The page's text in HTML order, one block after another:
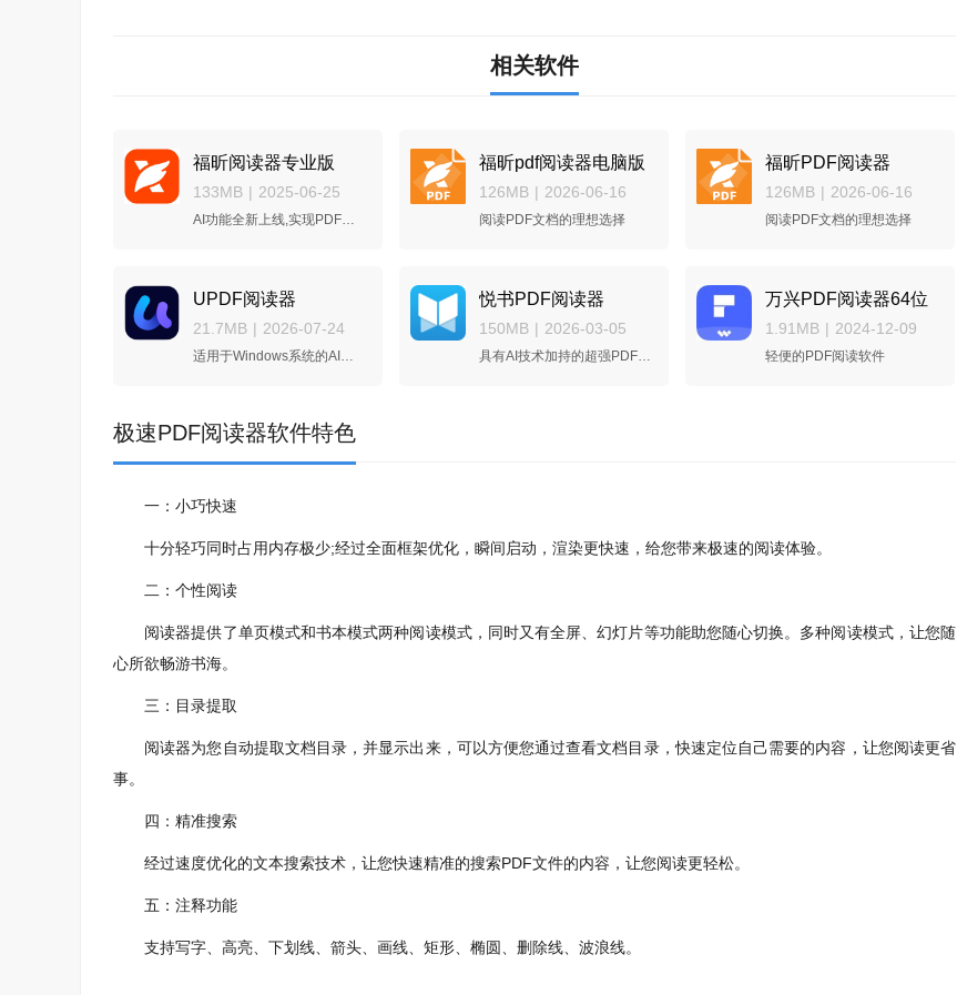
相关软件
福昕阅读器专业版
133MB | 2025-06-25
AI功能全新上线,实现PDF高效率办公
福昕pdf阅读器电脑版
126MB | 2026-06-16
阅读PDF文档的理想选择
福昕PDF阅读器
126MB | 2026-06-16
阅读PDF文档的理想选择
UPDF阅读器
21.7MB | 2026-07-24
适用于Windows系统的AI智能PDF编辑器
悦书PDF阅读器
150MB | 2026-03-05
具有AI技术加持的超强PDF阅读、编辑神器
万兴PDF阅读器64位
1.91MB | 2024-12-09
轻便的PDF阅读软件
极速PDF阅读器软件特色
一：小巧快速
十分轻巧同时占用内存极少;经过全面框架优化，瞬间启动，渲染更快速，给您带来极速的阅读体验。
二：个性阅读
阅读器提供了单页模式和书本模式两种阅读模式，同时又有全屏、幻灯片等功能助您随心切换。多种阅读模式，让您随
心所欲畅游书海。
三：目录提取
阅读器为您自动提取文档目录，并显示出来，可以方便您通过查看文档目录，快速定位自己需要的内容，让您阅读更省
事。
四：精准搜索
经过速度优化的文本搜索技术，让您快速精准的搜索PDF文件的内容，让您阅读更轻松。
五：注释功能
支持写字、高亮、下划线、箭头、画线、矩形、椭圆、删除线、波浪线。